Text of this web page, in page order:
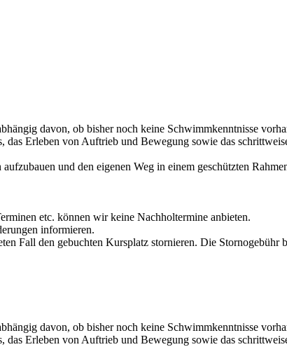
davon, ob bisher noch keine Schwimmkenntnisse
Erleben von Auftrieb und Bewegung sowie das
und den eigenen Weg in einem geschützten
etc. können wir keine Nachholtermine anbieten.
informieren.
Fall den gebuchten Kursplatz stornieren. Die Stornogebühr
davon, ob bisher noch keine Schwimmkenntnisse
Erleben von Auftrieb und Bewegung sowie das